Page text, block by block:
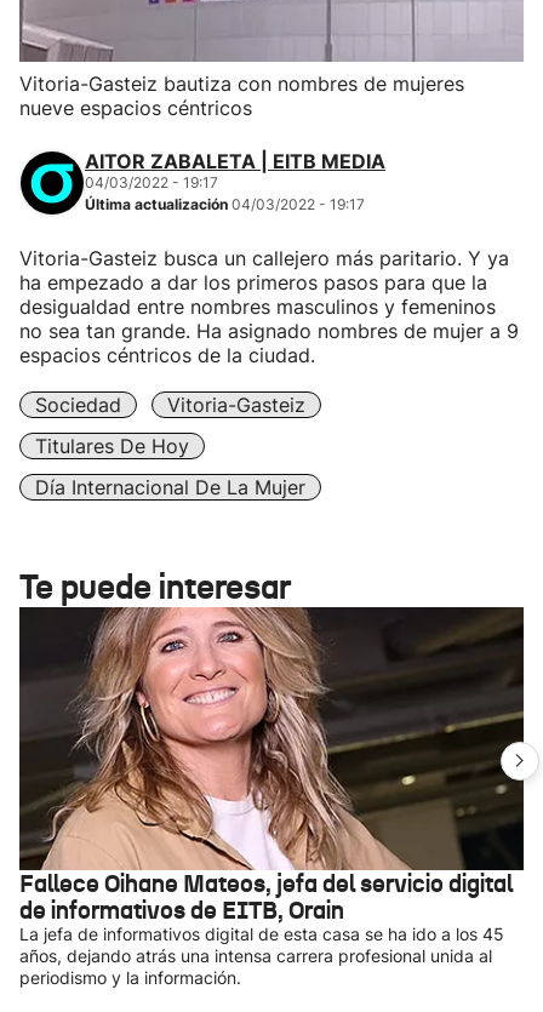
Vitoria-Gasteiz bautiza con nombres de mujeres
nueve espacios céntricos
AITOR ZABALETA | EITB MEDIA
04/03/2022 - 19:17
Última actualización 04/03/2022 - 19:17
Vitoria-Gasteiz busca un callejero más paritario. Y ya
ha empezado a dar los primeros pasos para que la
desigualdad entre nombres masculinos y femeninos
no sea tan grande. Ha asignado nombres de mujer a 9
espacios céntricos de la ciudad.
Sociedad
Vitoria-Gasteiz
Titulares De Hoy
Día Internacional De La Mujer
Te puede interesar
Fallece Oihane Mateos, jefa del servicio digital
de informativos de EITB, Orain
La jefa de informativos digital de esta casa se ha ido a los 45
años, dejando atrás una intensa carrera profesional unida al
periodismo y la información.